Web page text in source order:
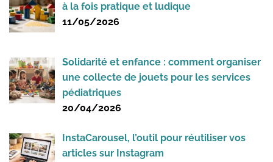
à la fois pratique et ludique
11/05/2026
Solidarité et enfance : comment organiser
une collecte de jouets pour les services
pédiatriques
20/04/2026
InstaCarousel, l’outil pour réutiliser vos
articles sur Instagram